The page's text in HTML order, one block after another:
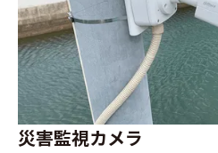
災害監視カメラ